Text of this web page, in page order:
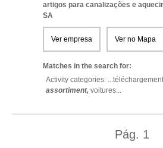
artigos para canalizações e
SA
Ver empresa Ver no Mapa
Matches in the search for:
Activity categories: ...
assortiment, voitures...
Pág. 1